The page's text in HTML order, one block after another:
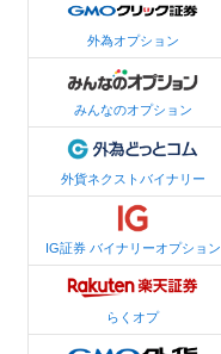
外為オプション
みんなのオプション
外貨ネクストバイナリー
IG証券 バイナリーオプション
らくオプ